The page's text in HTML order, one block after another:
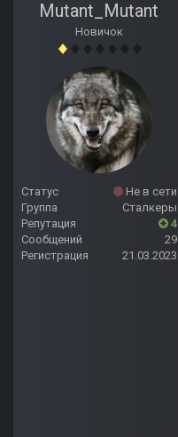
Mutant_Mutant
Новичок
Статус
Не в сети
Группа
Сталкеры
Репутация
4
Сообщений
29
Регистрация
21.03.2023